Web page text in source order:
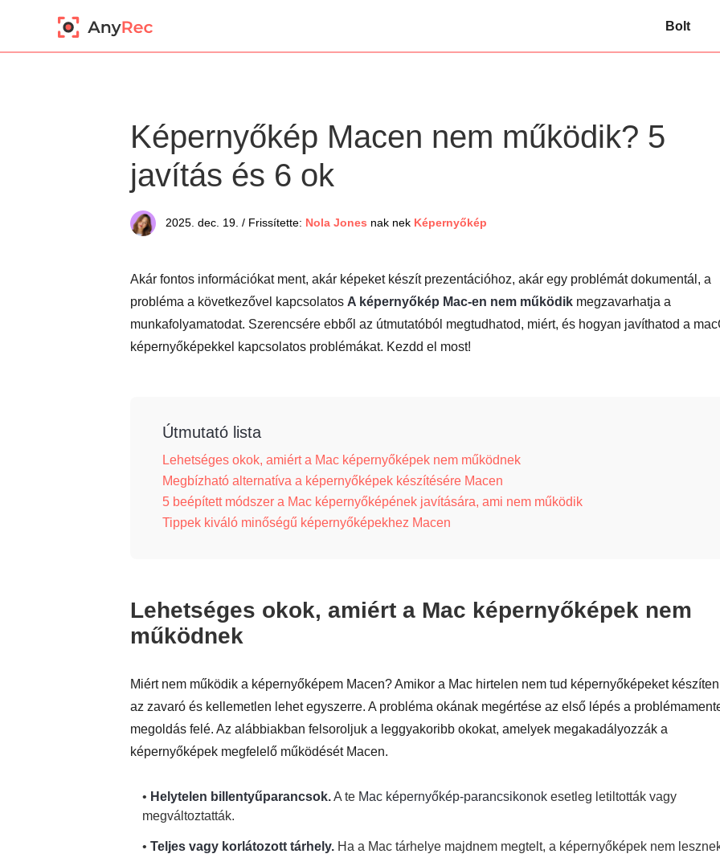
Bolt
Képernyőkép Macen nem működik? 5
javítás és 6 ok
2025. dec. 19. / Frissítette: Nola Jones nak nek Képernyőkép
Akár fontos információkat ment, akár képeket készít prezentációhoz, akár egy problémát dokumentál, a
probléma a következővel kapcsolatos A képernyőkép Mac-en nem működik megzavarhatja a
munkafolyamatodat. Szerencsére ebből az útmutatóból megtudhatod, miért, és hogyan javíthatod a
képernyőképekkel kapcsolatos problémákat. Kezdd el most!
Útmutató lista
Lehetséges okok, amiért a Mac képernyőképek nem működnek
Megbízható alternatíva a képernyőképek készítésére Macen
5 beépített módszer a Mac képernyőképének javítására, ami nem működik
Tippek kiváló minőségű képernyőképekhez Macen
Lehetséges okok, amiért a Mac képernyőképek nem
működnek
Miért nem működik a képernyőképem Macen? Amikor a Mac hirtelen nem tud képernyőképeket
az zavaró és kellemetlen lehet egyszerre. A probléma okának megértése az első lépés a
megoldás felé. Az alábbiakban felsoroljuk a leggyakoribb okokat, amelyek megakadályozzák a
képernyőképek megfelelő működését Macen.
• Helytelen billentyűparancsok.A te Mac képernyőkép-parancsikonok esetleg letiltották vagy
megváltoztatták.
• Teljes vagy korlátozott tárhely. Ha a Mac tárhelye majdnem megtelt, a képernyőképek nem